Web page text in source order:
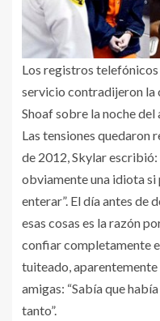
Los registros telefónicos
servicio contradijeron la
Shoaf sobre la noche del
Las tensiones quedaron
de 2012, Skylar escribió:
obviamente una idiota si
enterar”. El día antes de
esas cosas es la razón
confiar completamente
tuiteado, aparentemente
amigas: “Sabía que
tanto”.